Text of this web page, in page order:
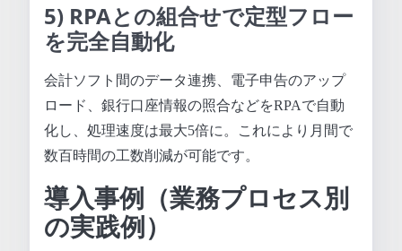
5) RPAとの組合せで定型フロー
を完全自動化
会計ソフト間のデータ連携、電子申告のアップ
ロード、銀行口座情報の照合などをRPAで自動
化し、処理速度は最大5倍に。これにより月間で
数百時間の工数削減が可能です。
導入事例（業務プロセス別
の実践例）